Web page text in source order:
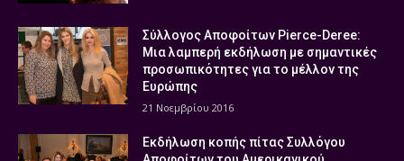
Σύλλογος Αποφοίτων Pierce-Deree:
Μια λαμπερή εκδήλωση με σημαντικές
προσωπικότητες για το μέλλον της
Ευρώπης
21 Νοεμβρίου 2016
Εκδήλωση κοπής πίτας Συλλόγου